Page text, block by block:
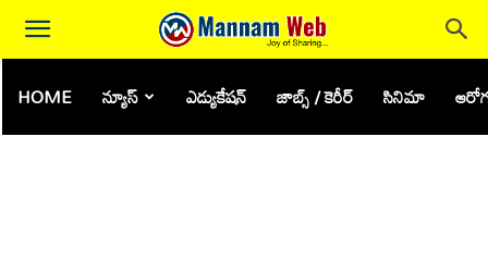
HOME న్యూస్ ఎడ్యుకేషన్ జాబ్స్ / కెరీర్ సినిమా